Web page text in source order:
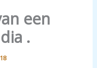
een
.